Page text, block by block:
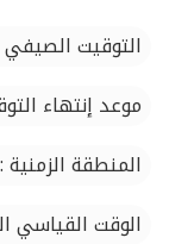
التوقيت الصيفي :
موعد إنتهاء التوقيت
المنطقة الزمنية : Asia/Jerusalem
الوقت القياسي